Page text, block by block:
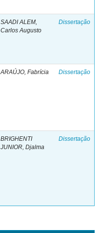
SAADI ALEM,
Carlos Augusto
Dissertação
ARAÚJO, Fabrícia Dissertação
BRIGHENTI
JUNIOR, Djalma
Dissertação